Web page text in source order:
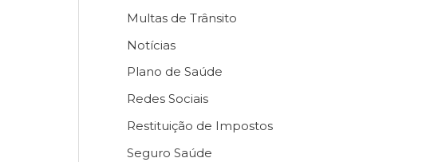
Multas de Trânsito
Notícias
Plano de Saúde
Redes Sociais
Restituição de Impostos
Seguro Saúde